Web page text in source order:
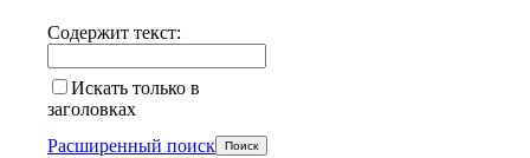
Содержит текст:
Искать только в
заголовках
Расширенный поиск